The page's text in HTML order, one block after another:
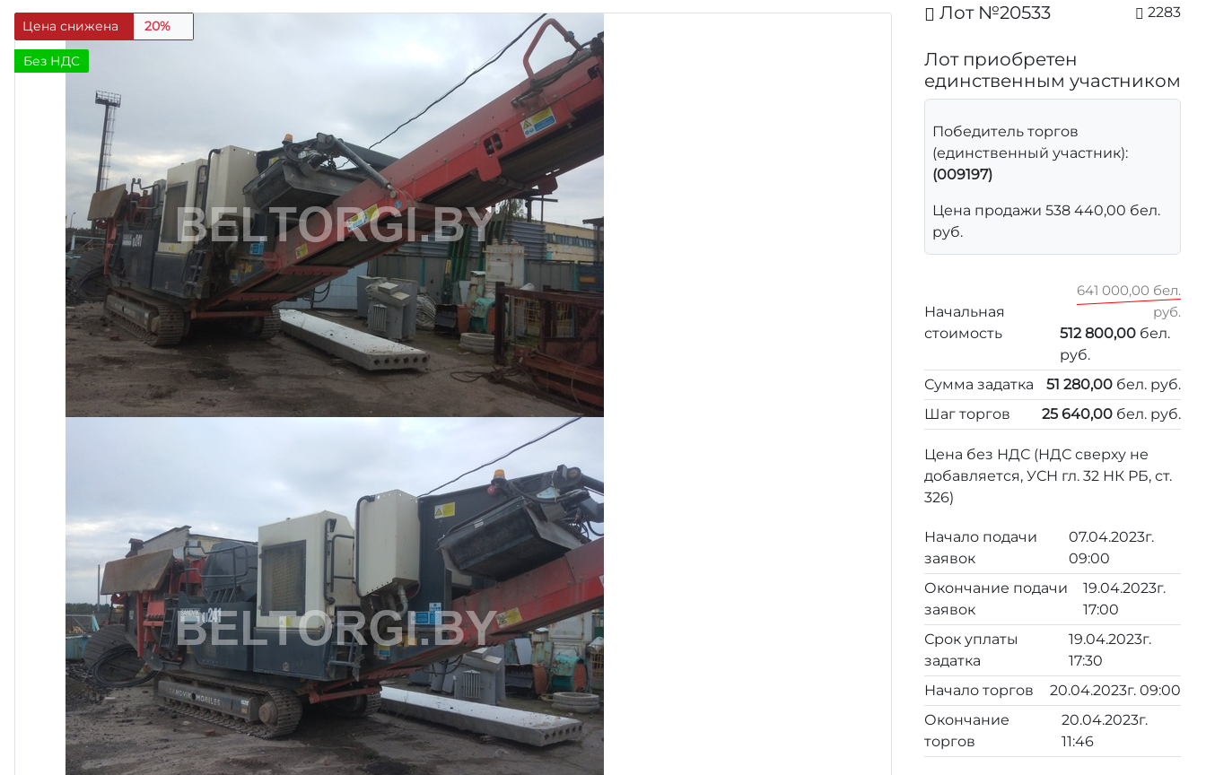
Цена снижена 20%
Без НДС
Лот №20533 2283
Лот приобретен
единственным участником
Победитель торгов
(единственный участник):
(009197)
Цена продажи 538 440,00 бел.
руб.
Начальная
стоимость
641 000,00 бел.
руб.
512 800,00 бел.
руб.
Сумма задатка
51 280,00 бел. руб.
Шаг торгов
25 640,00 бел. руб.
Цена без НДС (НДС сверху не
добавляется, УСН гл. 32 НК РБ, ст.
326)
Начало подачи
заявок
07.04.2023г.
09:00
Окончание подачи
заявок
19.04.2023г.
17:00
Срок уплаты
задатка
19.04.2023г.
17:30
Начало торгов
20.04.2023г. 09:00
Окончание
торгов
20.04.2023г.
11:46